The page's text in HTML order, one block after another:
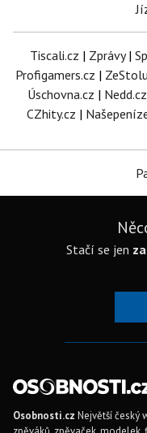
Tiscali.cz | Zprávy|
Profigamers.cz |
Úschovna.cz | Nedd.cz
CZhity.cz |
Stačí se jen
Osobnosti.cz Největší český